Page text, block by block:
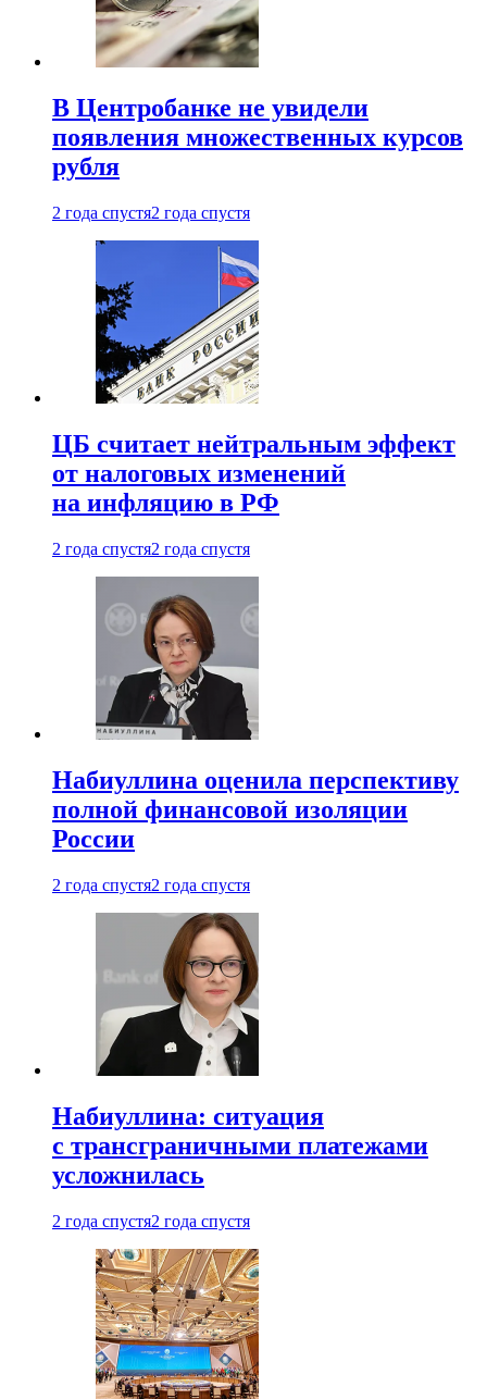
В Центробанке не увидели
появления множественных курсов
рубля
2 года спустя2 года спустя
ЦБ считает нейтральным эффект
от налоговых изменений
на инфляцию в РФ
2 года спустя2 года спустя
Набиуллина оценила перспективу
полной финансовой изоляции
России
2 года спустя2 года спустя
Набиуллина: ситуация
с трансграничными платежами
усложнилась
2 года спустя2 года спустя